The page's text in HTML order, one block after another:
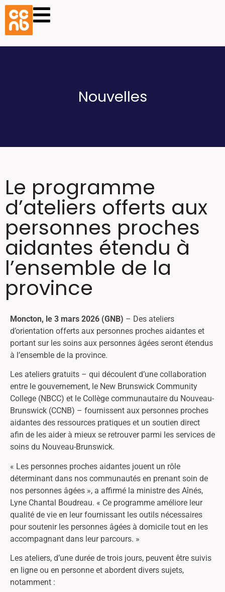
Nouvelles
Le programme
d’ateliers offerts aux
personnes proches
aidantes étendu à
l’ensemble de la
province
Moncton, le 3 mars 2026 (GNB) – Des ateliers
d’orientation offerts aux personnes proches aidantes et
portant sur les soins aux personnes âgées seront étendus
à l’ensemble de la province.
Les ateliers gratuits – qui découlent d’une collaboration
entre le gouvernement, le New Brunswick Community
College (NBCC) et le Collège communautaire du Nouveau-
Brunswick (CCNB) – fournissent aux personnes proches
aidantes des ressources pratiques et un soutien direct
afin de les aider à mieux se retrouver parmi les services de
soins du Nouveau-Brunswick.
« Les personnes proches aidantes jouent un rôle
déterminant dans nos communautés en prenant soin de
nos personnes âgées », a affirmé la ministre des Aînés,
Lyne Chantal Boudreau. « Ce programme améliore leur
qualité de vie en leur fournissant les outils nécessaires
pour soutenir les personnes âgées à domicile tout en les
accompagnant dans leur parcours. »
Les ateliers, d’une durée de trois jours, peuvent être suivis
en ligne ou en personne et abordent divers sujets,
notamment :